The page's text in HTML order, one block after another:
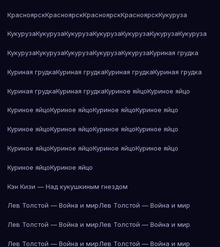
КрасноярскКрасноярскКрасноярскКрасноярскКукуруза
КукурузаКукурузаКукурузаКукурузаКукурузаКукурузаКукуруза
КукурузаКукурузаКукурузаКукурузаКукурузаКуриная грудка
Куриная грудкаКуриная грудкаКуриная грудкаКуриная грудка
Куриная грудкаКуриная грудкаКуриное яйцоКуриное яйцо
Куриное яйцоКуриное яйцоКуриное яйцоКуриное яйцо
Куриное яйцоКуриное яйцоКуриное яйцоКуриное яйцо
Куриное яйцоКуриное яйцоКуриное яйцоКуриное яйцо
Куриное яйцоКуриное яйцо
Кэн Кизи — Над кукушкиным гнездом
Лев Толстой — Война и мирЛев Толстой — Война и мир
Лев Толстой — Война и мирЛев Толстой — Война и мир
Лев Толстой — Война и мирЛев Толстой — Война и мир